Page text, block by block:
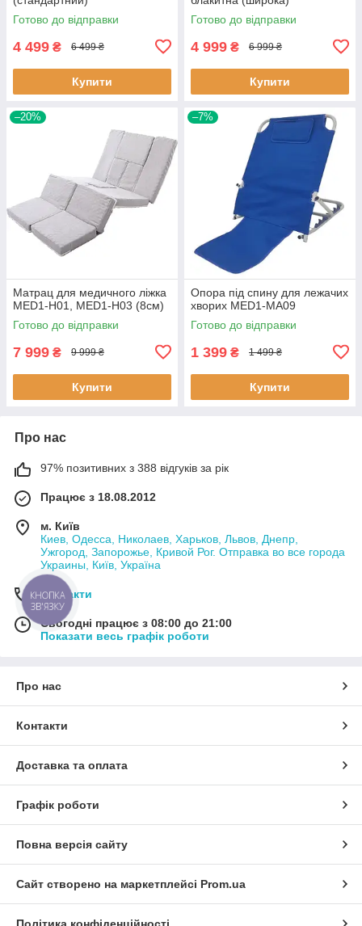
Готово до відправки
4 499 ₴ 6 499 ₴
Купити
Готово до відправки
4 999 ₴ 6 999 ₴
Купити
–20%
Матрац для медичного ліжка
MED1-Н01, MED1-Н03 (8см)
Готово до відправки
7 999 ₴ 9 999 ₴
Купити
–7%
Опора під спину для лежачих
хворих MED1-MA09
Готово до відправки
1 399 ₴ 1 499 ₴
Купити
Про нас
97% позитивних з 388 відгуків за рік
Працює з 18.08.2012
м. Київ
Киев, Одесса, Николаев, Харьков, Львов, Днепр,
Ужгород, Запорожье, Кривой Рог. Отправка во все города
Украины, Київ, Україна
Контакти
Сьогодні працює з 08:00 до 21:00
Показати весь графік роботи
Про нас
Контакти
Доставка та оплата
Графік роботи
Повна версія сайту
Сайт створено на маркетплейсі Prom.ua
Політика конфіденційності
КНОПКА
ЗВ'ЯЗКУ